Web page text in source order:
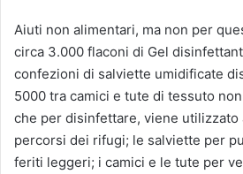
Aiuti non alimentari, ma non per
circa 3.000 flaconi di Gel
confezioni di salviette umidificate
5000 tra camici e tute di tessuto
che per disinfettare, viene utilizzato
percorsi dei rifugi; le salviette per
feriti leggeri; i camici e le tute per